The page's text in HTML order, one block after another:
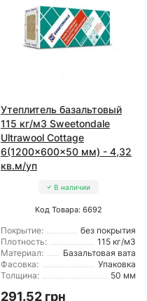
Утеплитель базальтовый
115 кг/м3 Sweetondale
Ultrawool Cottage
6(1200x600x50 мм) - 4,32
кв.м/уп
В наличии
Код Товара: 6692
Покрытие:
без покрытия
Плотность:
115 кг/м3
Материал:
Базальтовая вата
Фасовка:
Упаковка
Толщина:
50 мм
291.52 грн